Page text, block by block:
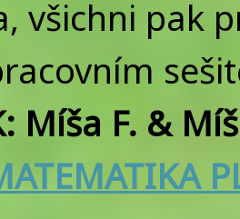
všichni pak
Míša F. &